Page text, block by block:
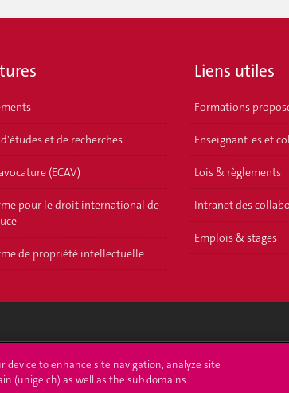
et de recherches
(ECAV)
pour le droit international de
de propriété intellectuelle
Liens utiles
Formations
Enseignant-es et
Lois & règlements
Intranet des
Emplois & stages
device to enhance site navigation, analyze site
(unige.ch) as well as the sub domains